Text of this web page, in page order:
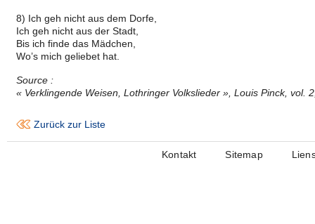
8) Ich geh nicht aus dem Dorfe,
Ich geh nicht aus der Stadt,
Bis ich finde das Mädchen,
Wo’s mich geliebet hat.
Source :
« Verklingende Weisen, Lothringer Volkslieder », Louis Pinck, vol.
Zurück zur Liste
Kontakt Sitemap